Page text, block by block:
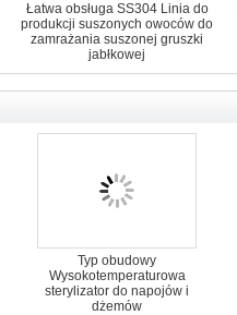
Łatwa obsługa SS304 Linia do
produkcji suszonych owoców do
zamrażania suszonej gruszki
jabłkowej
Typ obudowy
Wysokotemperaturowa
sterylizator do napojów i
dżemów